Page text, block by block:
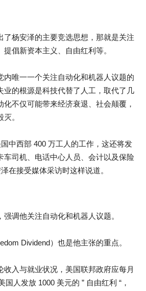
了杨安泽的主要竞选思想，那就是关注
倡新资本主义、自由红利等。
内唯一一个关注自动化和机器人议题的
业的根源是科技代替了人工，取代了几
不仅可能带来经济衰退、社会颠覆，
。
中西部 400 万工人的工作，这还将发
车司机、电话中心人员、会计以及保险
在接受媒体采访时这样说道。
调他关注自动化和机器人议题。
Dividend）也是他主张的重点。
收入与就业状况，美国联邦政府应每月
国人发放 1000 美元的 ” 自由红利 “，